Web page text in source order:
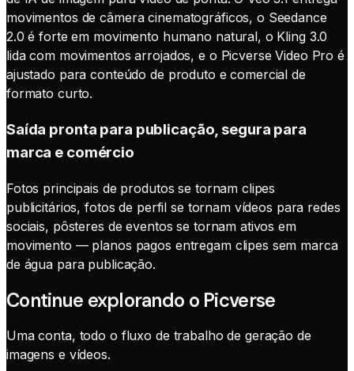
movimentos de câmera cinematográficos, o Seedance
2.0 é forte em movimento humano natural, o Kling 3.0
lida com movimentos arrojados, e o Picverse Video Pro é
ajustado para conteúdo de produto e comercial de
formato curto.
Saída pronta para publicação, segura para
marca e comércio
Fotos principais de produtos se tornam clipes
publicitários, fotos de perfil se tornam vídeos para redes
sociais, pôsteres de eventos se tornam ativos em
movimento — planos pagos entregam clipes sem marca
de água para publicação.
Continue explorando o Picverse
Uma conta, todo o fluxo de trabalho de geração de
imagens e vídeos.